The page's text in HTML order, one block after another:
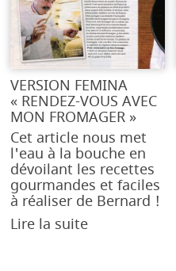
VERSION FEMINA
« RENDEZ-VOUS AVEC
MON FROMAGER »
Cet article nous met
l'eau à la bouche en
dévoilant les recettes
gourmandes et faciles
à réaliser de Bernard !
Lire la suite